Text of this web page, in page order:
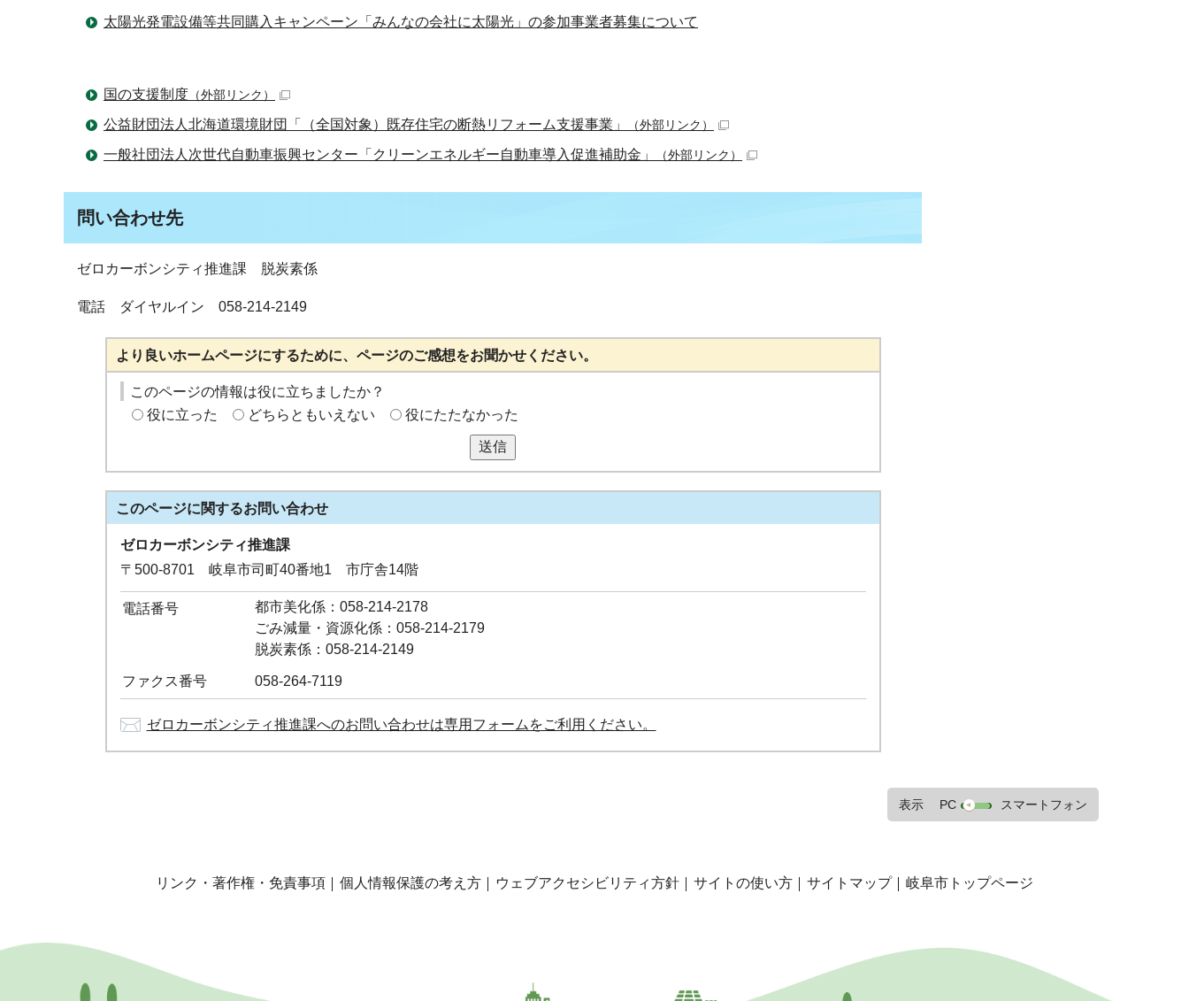
太陽光発電設備等共同購入キャンペーン「みんなの会社に太陽光」の参加事業者募集について
国の支援制度 （外部リンク）
公益財団法人北海道環境財団「（全国対象）既存住宅の断熱リフォーム支援事業」 （外部リンク）
一般社団法人次世代自動車振興センター「クリーンエネルギー自動車導入促進補助金」 （外部リンク）
問い合わせ先
ゼロカーボンシティ推進課 脱炭素係
電話 ダイヤルイン 058-214-2149
より良いホームページにするために、ページのご感想をお聞かせください。
このページの情報は役に立ちましたか？
役に立った
どちらともいえない 役にたたなかった
送信
このページに関するお問い合わせ
ゼロカーボンシティ推進課
〒500-8701 岐阜市司町40番地1 市庁舎14階
電話番号
都市美化係：058-214-2178
ごみ減量・資源化係：058-214-2179
脱炭素係：058-214-2149
ファクス番号 058-264-7119
ゼロカーボンシティ推進課へのお問い合わせは専用フォームをご利用ください。
表示 PC スマートフォン
リンク・著作権・免責事項 個人情報保護の考え方 ウェブアクセシビリティ方針 サイトの使い方 サイトマップ 岐阜市トップページ